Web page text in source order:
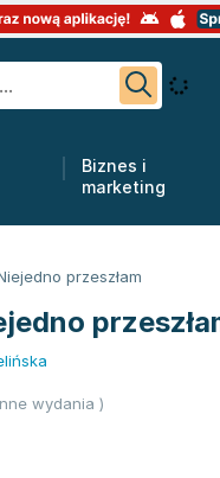
Biznes i
marketing
przeszłam
wydania )